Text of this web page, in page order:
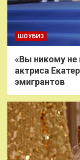
ШОУБИЗ
«Вы никому не
актриса
эмигрантов